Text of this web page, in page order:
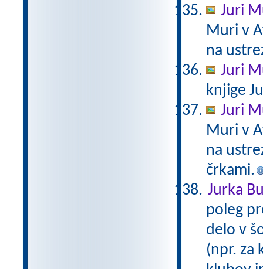
Juri
Muri v
na
Juri
knjige
Juri
Muri v
na
črkami.
Jurka
poleg
delo v
(npr. za